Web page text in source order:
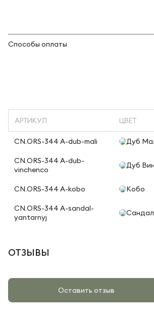
Способы оплаты
АРТИКУЛ ЦВЕТ
CN.ORS-344 A-dub-mali Дуб
CN.ORS-344 A-dub-
vinchenco
Дуб
CN.ORS-344 A-kobo Кобо
CN.ORS-344 A-sandal-
yantarnyj
ОТЗЫВЫ
Оставить отзыв